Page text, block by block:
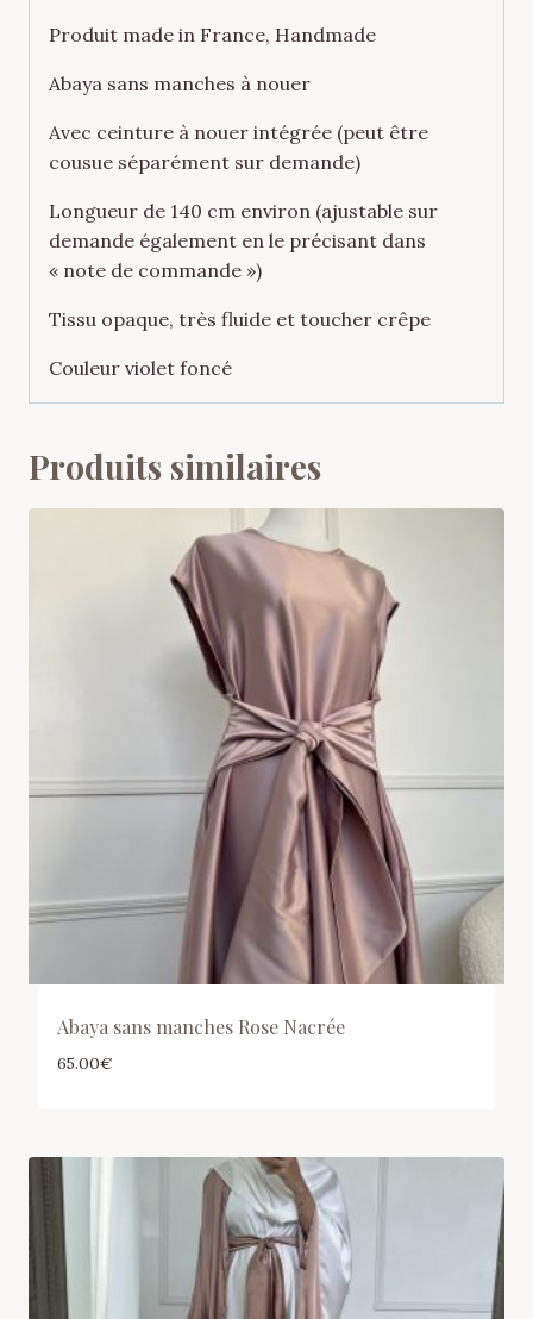
Produit made in France, Handmade
Abaya sans manches à nouer
Avec ceinture à nouer intégrée (peut être
cousue séparément sur demande)
Longueur de 140 cm environ (ajustable sur
demande également en le précisant dans
« note de commande »)
Tissu opaque, très fluide et toucher crêpe
Couleur violet foncé
Produits similaires
Abaya sans manches Rose Nacrée
65.00€